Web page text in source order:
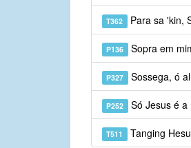
T362 Para sa 'kin,
P136 Sopra em
P327 Sossega, ó
P252 Só Jesus é a
T511 Tanging